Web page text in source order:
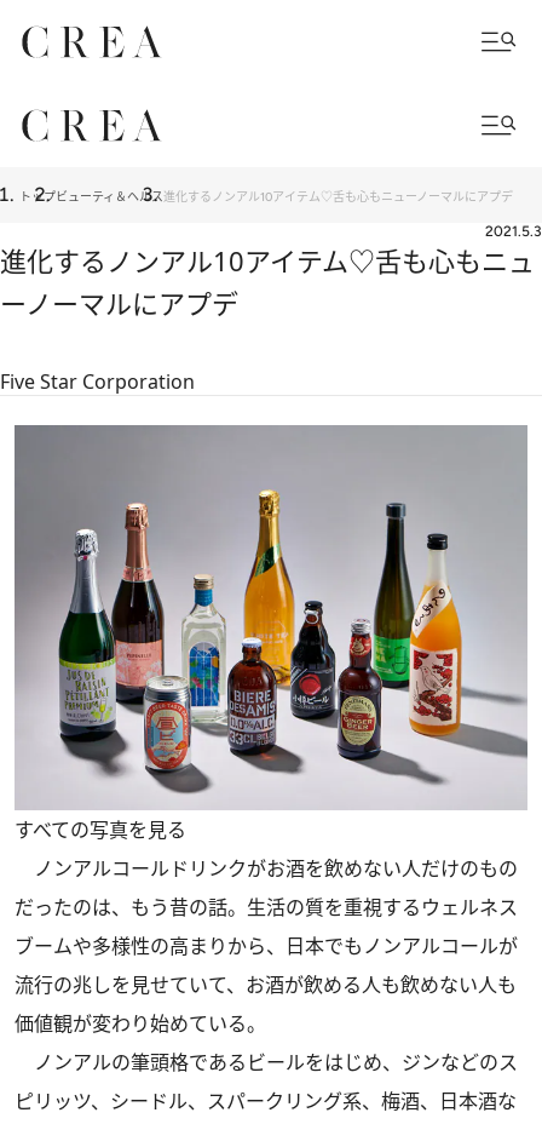
トップビューティ＆ヘルス進化するノンアル10アイテム♡舌も心もニューノーマルにアプデ
2021.5.3
進化するノンアル10アイテム♡舌も心もニュ
ーノーマルにアプデ
Five Star Corporation
すべての写真を見る
ノンアルコールドリンクがお酒を飲めない人だけのもの
だったのは、もう昔の話。生活の質を重視するウェルネス
ブームや多様性の高まりから、日本でもノンアルコールが
流行の兆しを見せていて、お酒が飲める人も飲めない人も
価値観が変わり始めている。
ノンアルの筆頭格であるビールをはじめ、ジンなどのス
ピリッツ、シードル、スパークリング系、梅酒、日本酒な